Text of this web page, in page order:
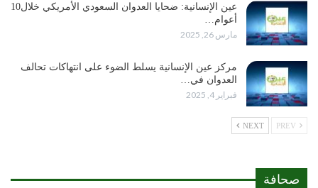
عين الإنسانية: ضحايا العدوان السعودي الأمريكي خلال10
أعوام…
مارس 26, 2025
مركز عين الإنسانية يسلط الضوء على انتهاكات تحالف
العدوان في…
فبراير 4, 2025
NEXT
صحافة